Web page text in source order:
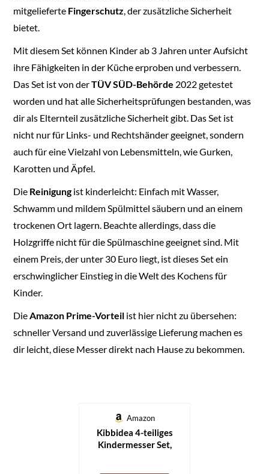
mitgelieferte Fingerschutz, der zusätzliche Sicherheit
bietet.
Mit diesem Set können Kinder ab 3 Jahren unter Aufsicht
ihre Fähigkeiten in der Küche erproben und verbessern.
Das Set ist von derTÜV SÜD-Behörde 2022 getestet
worden und hat alle Sicherheitsprüfungen bestanden, was
dir als Elternteil zusätzliche Sicherheit gibt. Das Set ist
nicht nur für Links- und Rechtshänder geeignet, sondern
auch für eine Vielzahl von Lebensmitteln, wie Gurken,
Karotten und Äpfel.
Die Reinigungist kinderleicht: Einfach mit Wasser,
Schwamm und mildem Spülmittel säubern und an einem
trockenen Ort lagern. Beachte allerdings, dass die
Holzgriffe nicht für die Spülmaschine geeignet sind. Mit
einem Preis, der unter 30 Euro liegt, ist dieses Set ein
erschwinglicher Einstieg in die Welt des Kochens für
Kinder.
DieAmazon Prime-Vorteil ist hier nicht zu übersehen:
schneller Versand und zuverlässige Lieferung machen es
dir leicht, diese Messer direkt nach Hause zu bekommen.
Amazon
Kibbidea 4-teiliges
Kindermesser Set,